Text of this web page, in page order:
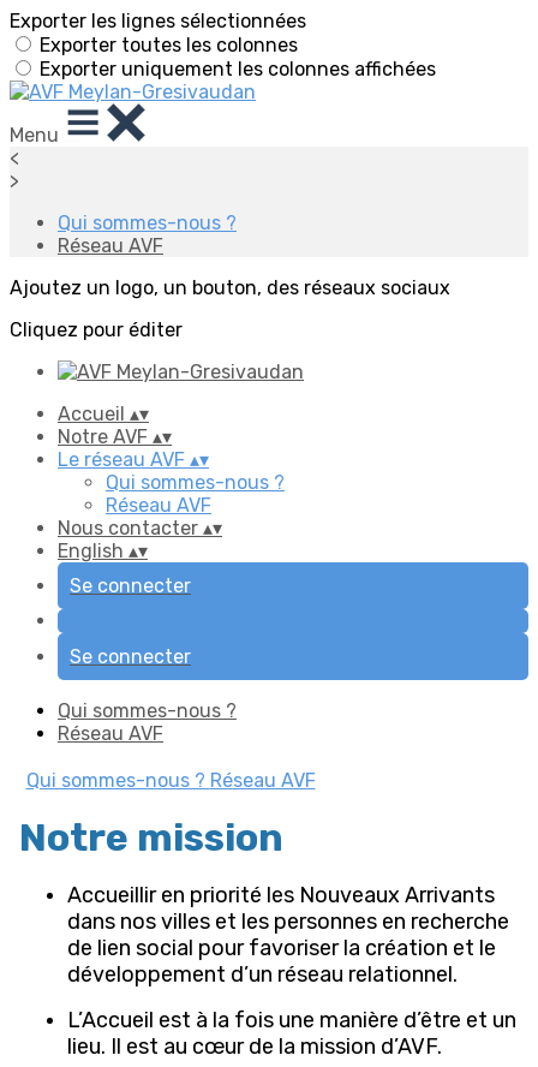
Exporter les lignes sélectionnées
Exporter toutes les colonnes
Exporter uniquement les colonnes affichées
Menu
<
>
Qui sommes-nous ?
Réseau AVF
Ajoutez un logo, un bouton, des réseaux sociaux
Cliquez pour éditer
Accueil ▴▾
Notre AVF ▴▾
Le réseau AVF ▴▾
Qui sommes-nous ?
Réseau AVF
Nous contacter ▴▾
English ▴▾
Se connecter
Se connecter
Qui sommes-nous ?
Réseau AVF
Qui sommes-nous ? Réseau AVF
Notre mission
Accueillir en priorité les Nouveaux Arrivants
dans nos villes et les personnes en recherche
de lien social pour favoriser la création et le
développement d’un réseau relationnel.
L’Accueil est à la fois une manière d’être et un
lieu. Il est au cœur de la mission d’AVF.